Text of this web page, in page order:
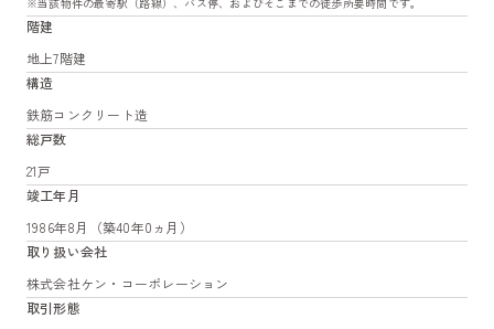
階建
地上7階建
構造
鉄筋コンクリート造
総戸数
21戸
竣工年月
1986年8月（築40年0ヵ月）
取り扱い会社
株式会社ケン・コーポレーション
取引形態